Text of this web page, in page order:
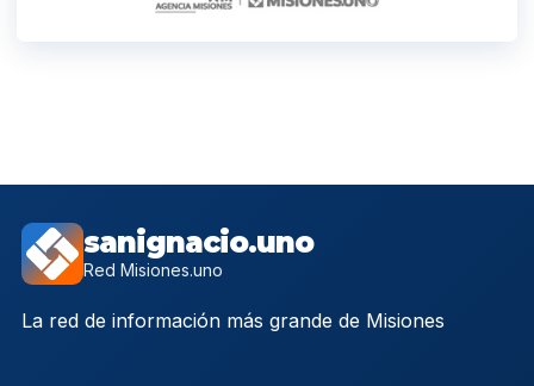
sanignacio.uno
Red Misiones.uno
La red de información más grande de Misiones